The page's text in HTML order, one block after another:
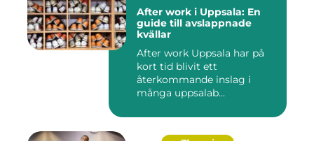
After work i Uppsala: En
guide till avslappnade
kvällar
After work Uppsala har på
kort tid blivit ett
återkommande inslag i
många uppsalab...